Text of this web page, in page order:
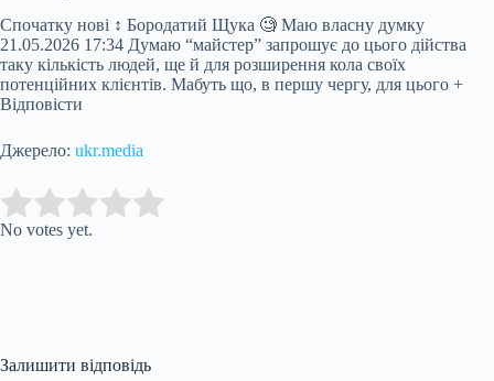
Спочатку нові ↕ Бородатий Щука 🧐 Маю власну думку
21.05.2026 17:34 Думаю “майстер” запрошує до цього дійства
таку кількість людей, ще й для розширення кола своїх
потенційних клієнтів. Мабуть що, в першу чергу, для цього +
Відповісти
Джерело: ukr.media
Rate this item:
No votes yet.
Залишити відповідь